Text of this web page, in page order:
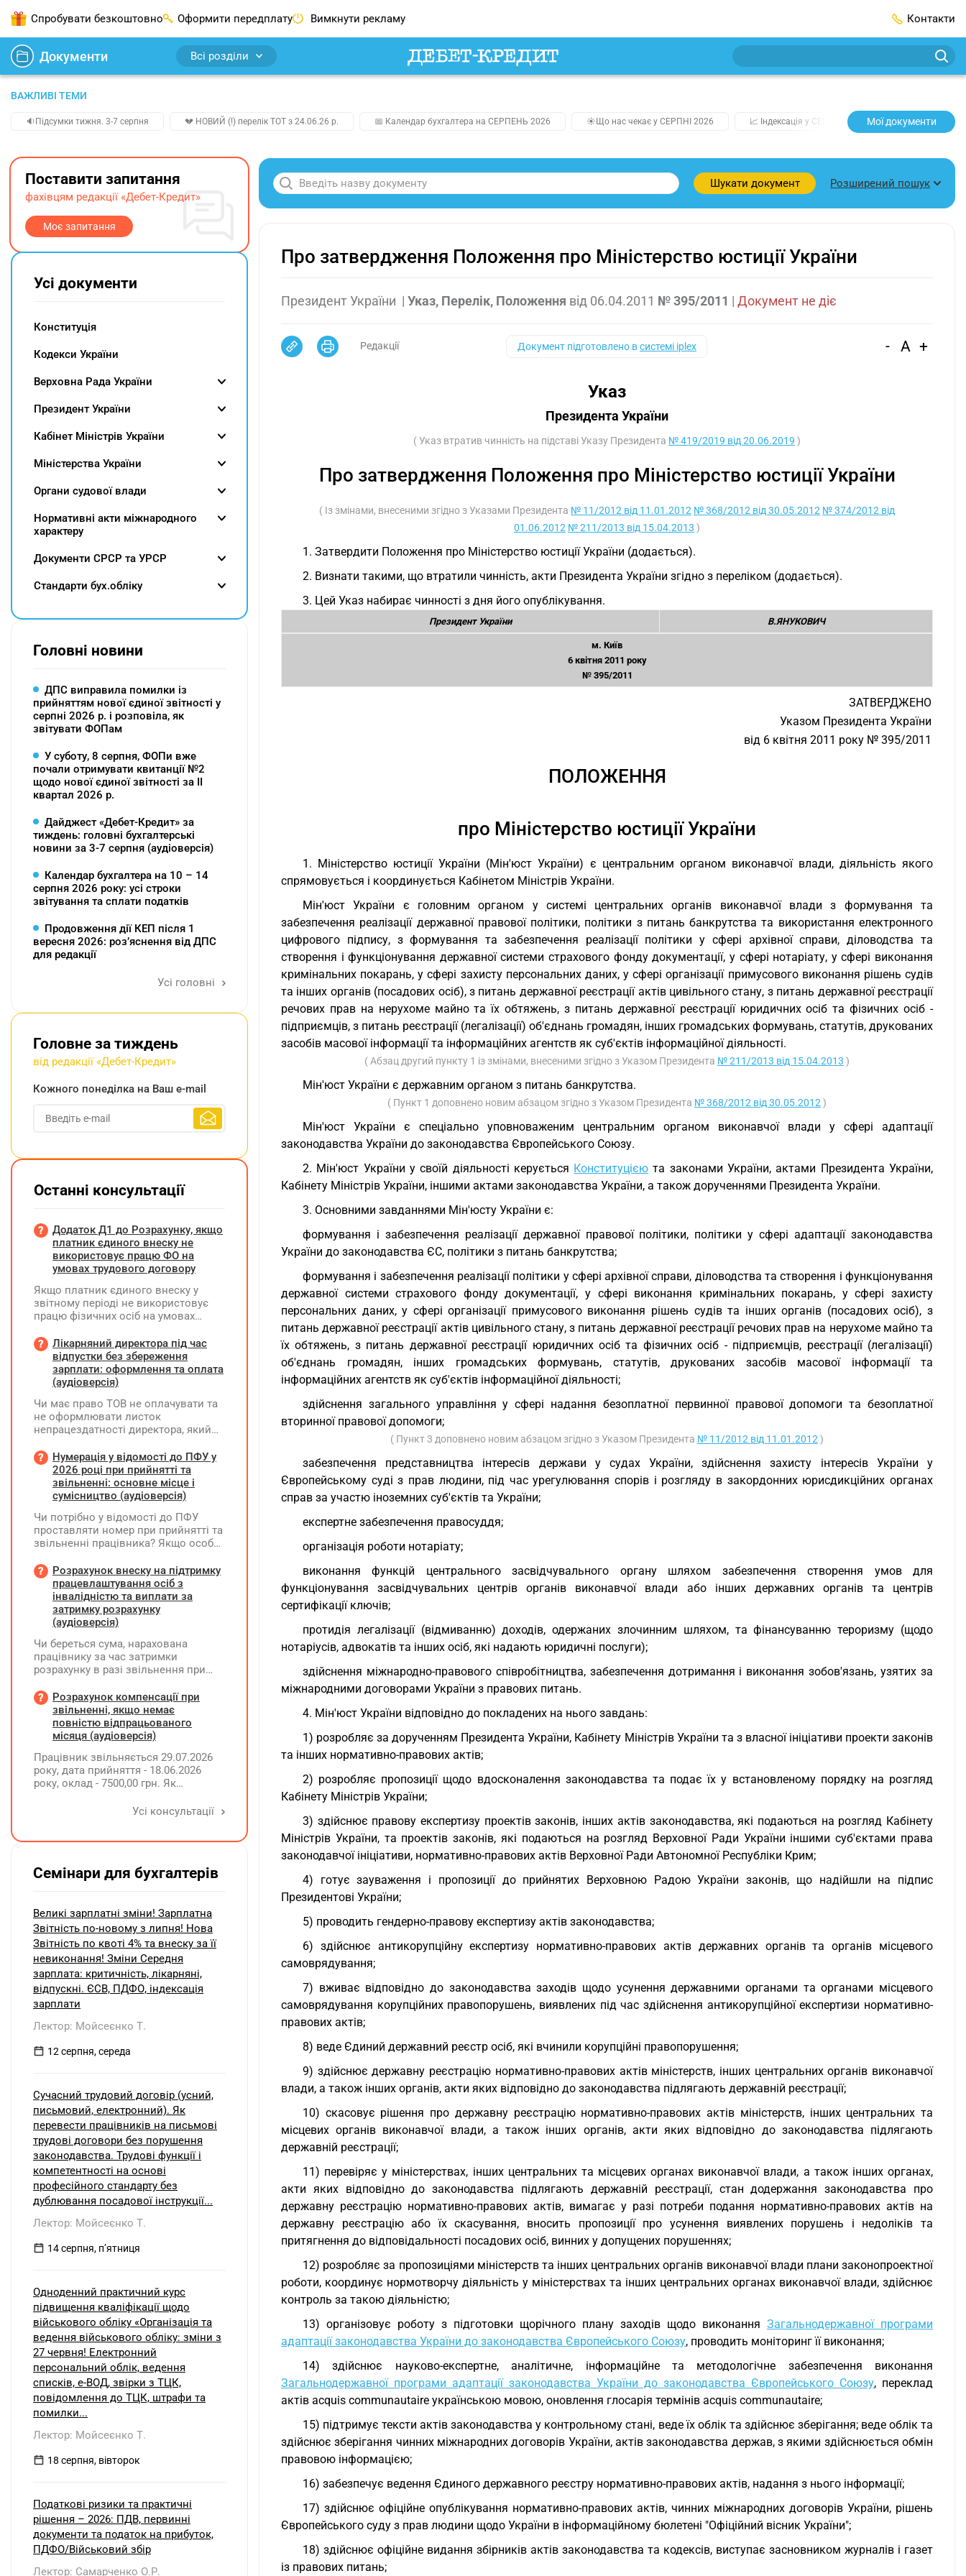
Спробувати безкоштовно Оформити передплату Вимкнути рекламу Контакти
Документи Всі розділи
ВАЖЛИВІ ТЕМИ
🔉Підсумки тижня. 3-7 серпня 💔 НОВИЙ (!) перелік ТОТ з 24.06.26 р. 📅 Календар бухгалтера на СЕРПЕНЬ 2026 ☀️Що нас чекає у СЕРПНІ 2026 📈 Індексація у СЕРПНІ 2️⃣0️⃣2️⃣7️⃣ Усі
Мої документи
Шукати документ Розширений пошук
Про затвердження Положення про Міністерство юстиції України
Президент України | Указ, Перелік, Положення від 06.04.2011 № 395/2011 | Документ не діє
Редакції Документ підготовлено всистемі iplex - A +
Указ
Президента України
( Указ втратив чинність на підставі Указу Президента № 419/2019 від 20.06.2019 )
Про затвердження Положення про Міністерство юстиції України
( Із змінами, внесеними згідно з Указами Президента № 11/2012 від 11.01.2012 № 368/2012 від 30.05.2012 № 374/2012 від
01.06.2012 № 211/2013 від 15.04.2013 )
1. Затвердити Положення про Міністерство юстиції України (додається).
2. Визнати такими, що втратили чинність, акти Президента України згідно з переліком (додається).
3. Цей Указ набирає чинності з дня його опублікування.
Президент України В.ЯНУКОВИЧ
м. Київ
6 квітня 2011 року
№ 395/2011
ЗАТВЕРДЖЕНО
Указом Президента України
від 6 квітня 2011 року № 395/2011
ПОЛОЖЕННЯ
про Міністерство юстиції України
1. Міністерство юстиції України (Мін'юст України) є центральним органом виконавчої влади, діяльність якого
спрямовується і координується Кабінетом Міністрів України.
Мін'юст України є головним органом у системі центральних органів виконавчої влади з формування та
забезпечення реалізації державної правової політики, політики з питань банкрутства та використання електронного
цифрового підпису, з формування та забезпечення реалізації політики у сфері архівної справи, діловодства та
створення і функціонування державної системи страхового фонду документації, у сфері нотаріату, у сфері виконання
кримінальних покарань, у сфері захисту персональних даних, у сфері організації примусового виконання рішень судів
та інших органів (посадових осіб), з питань державної реєстрації актів цивільного стану, з питань державної реєстрації
речових прав на нерухоме майно та їх обтяжень, з питань державної реєстрації юридичних осіб та фізичних осіб -
підприємців, з питань реєстрації (легалізації) об'єднань громадян, інших громадських формувань, статутів, друкованих
засобів масової інформації та інформаційних агентств як суб'єктів інформаційної діяльності.
( Абзац другий пункту 1 із змінами, внесеними згідно з Указом Президента № 211/2013 від 15.04.2013 )
Мін'юст України є державним органом з питань банкрутства.
( Пункт 1 доповнено новим абзацом згідно з Указом Президента № 368/2012 від 30.05.2012 )
Мін'юст України є спеціально уповноваженим центральним органом виконавчої влади у сфері адаптації
законодавства України до законодавства Європейського Союзу.
2. Мін'юст України у своїй діяльності керується Конституцією та законами України, актами Президента України,
Кабінету Міністрів України, іншими актами законодавства України, а також дорученнями Президента України.
3. Основними завданнями Мін'юсту України є:
формування і забезпечення реалізації державної правової політики, політики у сфері адаптації законодавства
України до законодавства ЄС, політики з питань банкрутства;
формування і забезпечення реалізації політики у сфері архівної справи, діловодства та створення і функціонування
державної системи страхового фонду документації, у сфері виконання кримінальних покарань, у сфері захисту
персональних даних, у сфері організації примусового виконання рішень судів та інших органів (посадових осіб), з
питань державної реєстрації актів цивільного стану, з питань державної реєстрації речових прав на нерухоме майно та
їх обтяжень, з питань державної реєстрації юридичних осіб та фізичних осіб - підприємців, реєстрації (легалізації)
об'єднань громадян, інших громадських формувань, статутів, друкованих засобів масової інформації та
інформаційних агентств як суб'єктів інформаційної діяльності;
здійснення загального управління у сфері надання безоплатної первинної правової допомоги та безоплатної
вторинної правової допомоги;
( Пункт 3 доповнено новим абзацом згідно з Указом Президента № 11/2012 від 11.01.2012 )
забезпечення представництва інтересів держави у судах України, здійснення захисту інтересів України у
Європейському суді з прав людини, під час урегулювання спорів і розгляду в закордонних юрисдикційних органах
справ за участю іноземних суб'єктів та України;
експертне забезпечення правосуддя;
організація роботи нотаріату;
виконання функцій центрального засвідчувального органу шляхом забезпечення створення умов для
функціонування засвідчувальних центрів органів виконавчої влади або інших державних органів та центрів
сертифікації ключів;
протидія легалізації (відмиванню) доходів, одержаних злочинним шляхом, та фінансуванню тероризму (щодо
нотаріусів, адвокатів та інших осіб, які надають юридичні послуги);
здійснення міжнародно-правового співробітництва, забезпечення дотримання і виконання зобов'язань, узятих за
міжнародними договорами України з правових питань.
4. Мін'юст України відповідно до покладених на нього завдань:
1) розробляє за дорученням Президента України, Кабінету Міністрів України та з власної ініціативи проекти законів
та інших нормативно-правових актів;
2) розробляє пропозиції щодо вдосконалення законодавства та подає їх у встановленому порядку на розгляд
Кабінету Міністрів України;
3) здійснює правову експертизу проектів законів, інших актів законодавства, які подаються на розгляд Кабінету
Міністрів України, та проектів законів, які подаються на розгляд Верховної Ради України іншими суб'єктами права
законодавчої ініціативи, нормативно-правових актів Верховної Ради Автономної Республіки Крим;
4) готує зауваження і пропозиції до прийнятих Верховною Радою України законів, що надійшли на підпис
Президентові України;
5) проводить гендерно-правову експертизу актів законодавства;
6) здійснює антикорупційну експертизу нормативно-правових актів державних органів та органів місцевого
самоврядування;
7) вживає відповідно до законодавства заходів щодо усунення державними органами та органами місцевого
самоврядування корупційних правопорушень, виявлених під час здійснення антикорупційної експертизи нормативно-
правових актів;
8) веде Єдиний державний реєстр осіб, які вчинили корупційні правопорушення;
9) здійснює державну реєстрацію нормативно-правових актів міністерств, інших центральних органів виконавчої
влади, а також інших органів, акти яких відповідно до законодавства підлягають державній реєстрації;
10) скасовує рішення про державну реєстрацію нормативно-правових актів міністерств, інших центральних та
місцевих органів виконавчої влади, а також інших органів, акти яких відповідно до законодавства підлягають
державній реєстрації;
11) перевіряє у міністерствах, інших центральних та місцевих органах виконавчої влади, а також інших органах,
акти яких відповідно до законодавства підлягають державній реєстрації, стан додержання законодавства про
державну реєстрацію нормативно-правових актів, вимагає у разі потреби подання нормативно-правових актів на
державну реєстрацію або їх скасування, вносить пропозиції про усунення виявлених порушень і недоліків та
притягнення до відповідальності посадових осіб, винних у допущених порушеннях;
12) розробляє за пропозиціями міністерств та інших центральних органів виконавчої влади плани законопроектної
роботи, координує нормотворчу діяльність у міністерствах та інших центральних органах виконавчої влади, здійснює
контроль за такою діяльністю;
13) організовує роботу з підготовки щорічного плану заходів щодо виконання Загальнодержавної програми
адаптації законодавства України до законодавства Європейського Союзу, проводить моніторинг її виконання;
14) здійснює науково-експертне, аналітичне, інформаційне та методологічне забезпечення виконання
Загальнодержавної програми адаптації законодавства України до законодавства Європейського Союзу, переклад
актів acquis communautaire українською мовою, оновлення глосарія термінів acquis communautaire;
15) підтримує тексти актів законодавства у контрольному стані, веде їх облік та здійснює зберігання; веде облік та
здійснює зберігання чинних міжнародних договорів України, актів законодавства держав, з якими здійснюється обмін
правовою інформацією;
16) забезпечує ведення Єдиного державного реєстру нормативно-правових актів, надання з нього інформації;
17) здійснює офіційне опублікування нормативно-правових актів, чинних міжнародних договорів України, рішень
Європейського суду з прав людини щодо України в інформаційному бюлетені "Офіційний вісник України";
18) здійснює офіційне видання збірників актів законодавства та кодексів, виступає засновником журналів і газет
із правових питань;
Поставити запитання
фахівцям редакції «Дебет-Кредит»
Моє запитання
Усі документи
Конституція
Кодекси України
Верховна Рада України
Президент України
Кабінет Міністрів України
Міністерства України
Органи судової влади
Нормативні акти міжнародного
характеру
Документи СРСР та УРСР
Cтандарти бух.обліку
Головні новини
ДПС виправила помилки із
прийняттям нової єдиної звітності у
серпні 2026 р. і розповіла, як
звітувати ФОПам
У суботу, 8 серпня, ФОПи вже
почали отримувати квитанції №2
щодо нової єдиної звітності за ІІ
квартал 2026 р.
Дайджест «Дебет-Кредит» за
тиждень: головні бухгалтерські
новини за 3-7 серпня (аудіоверсія)
Календар бухгалтера на 10 – 14
серпня 2026 року: усі строки
звітування та сплати податків
Продовження дії КЕП після 1
вересня 2026: розʼяснення від ДПС
для редакції
Усі головні
Головне за тиждень
від редакції «Дебет-Кредит»
Кожного понеділка на Ваш e-mail
Останні консультації
Додаток Д1 до Розрахунку, якщо
платник єдиного внеску не
використовує працю ФО на
умовах трудового договору
Якщо платник єдиного внеску у
звітному періоді не використовує
працю фізичних осіб на умовах
на інших умовах, передбачених
законодавством, Додаток Д1/
Додаток ФІЗ-Д1 за відповідний
період не подається
Лікарняний директора під час
відпустки без збереження
зарплати: оформлення та оплата
(аудіоверсія)
Чи має право ТОВ не оплачувати та
не оформлювати листок
непрацездатності директора, який
збереження заробітної плати під час
призупинення діяльності
підприємства?
Нумерація у відомості до ПФУ у
2026 році при прийнятті та
звільненні: основне місце і
сумісництво (аудіоверсія)
Чи потрібно у відомості до ПФУ
проставляти номер при прийнятті та
звільненні працівника? Якщо особа
місцем роботи та за сумісництвом,
чи рахується це як два роботодавці?
Розрахунок внеску на підтримку
працевлаштування осіб з
інвалідністю та виплати за
затримку розрахунку
(аудіоверсія)
Чи береться сума, нарахована
працівнику за час затримки
розрахунку в разі звільнення при
заробітної плати (винагороди), для
розрахунку внеску на підтримку
працевлаштування осіб з
інвалідністю?
Розрахунок компенсації при
звільненні, якщо немає
повністю відпрацьованого
місяця (аудіоверсія)
Працівник звільняється 29.07.2026
року, дата прийняття - 18.06.2026
року, оклад - 7500,00 грн. Як
невикористаних днів відпустки при
Усі консультації
Семінари для бухгалтерів
Великі зарплатні зміни! Зарплатна
Звітність по-новому з липня! Нова
Звітність по квоті 4% та внеску за її
невиконання! Зміни Середня
зарплата: критичність, лікарняні,
відпускні. ЄСВ, ПДФО, індексація
зарплати
Лектор: Мойсеєнко Т.
12 серпня, середа
Сучасний трудовий договір (усний,
письмовий, електронний). Як
перевести працівників на письмові
трудові договори без порушення
законодавства. Трудові функції і
компетентності на основі
професійного стандарту без
дублювання посадової інструкції...
Лектор: Мойсеєнко Т.
14 серпня, пʼятниця
Одноденний практичний курс
підвищення кваліфікації щодо
військового обліку «Організація та
ведення військового обліку: зміни з
27 червня! Електронний
персональний облік, ведення
списків, е-ВОД, звірки з ТЦК,
повідомлення до ТЦК, штрафи та
помилки...
Лектор: Мойсеєнко Т.
18 серпня, вівторок
Податкові ризики та практичні
рішення – 2026: ПДВ, первинні
документи та податок на прибуток,
ПДФО/Військовий збір
Лектор: Самарченко О.Р.